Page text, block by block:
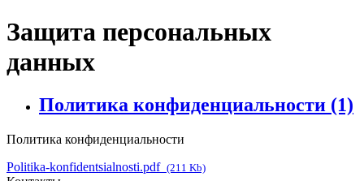
Защита персональных
данных
Политика конфиденциальности (1)
Политика конфиденциальности
Politika-konfidentsialnosti.pdf (211 Kb)